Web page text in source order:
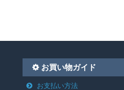
お買い物ガイド
お支払い方法